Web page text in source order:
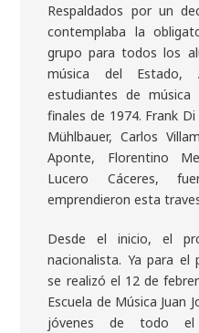
Respaldados por un
contemplaba la
grupo para todos los
música del Estado,
estudiantes de
finales de 1974. Frank
Mühlbauer, Carlos
Aponte, Florentino
Lucero Cáceres,
emprendieron esta
Desde el inicio, el
nacionalista. Ya para el
se realizó el 12 de
Escuela de Música Juan
jóvenes de todo el